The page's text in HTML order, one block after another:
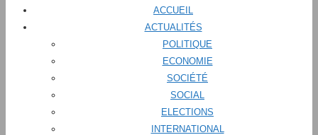
ACCUEIL
ACTUALITÉS
POLITIQUE
ECONOMIE
SOCIÉTÉ
SOCIAL
ELECTIONS
INTERNATIONAL